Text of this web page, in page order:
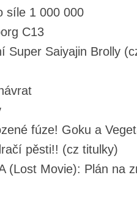
síle 1 000 000
C13
Super Saiyajin Brolly
fúze! Goku a
pěsti!! (cz titulky)
(Lost Movie): Plán na